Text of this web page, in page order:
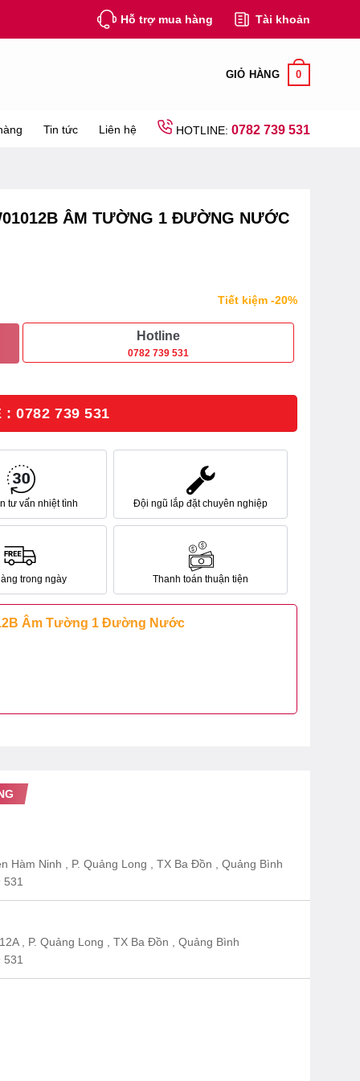
Hỗ trợ mua hàng Tài khoản
GIỎ HÀNG 0
Tin tức Liên hệ HOTLINE: 0782 739 531
ÂM TƯỜNG 1 ĐƯỜNG NƯỚC
Tiết kiệm -20%
Hotline
0782 739 531
: 0782 739 531
tư vấn nhiệt tình Đội ngũ lắp đặt chuyên nghiệp
trong ngày Thanh toán thuận tiện
Âm Tường 1 Đường Nước
Hàm Ninh , P. Quảng Long , TX Ba Đồn , Quảng Bình
531
, P. Quảng Long , TX Ba Đồn , Quảng Bình
531